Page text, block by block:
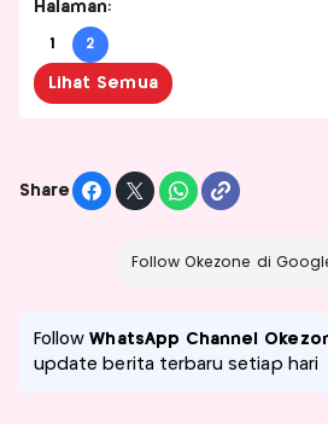
Halaman:
1 2
Lihat Semua
Share
Follow Okezone di
FollowWhatsApp Channel
update berita terbaru setiap hari